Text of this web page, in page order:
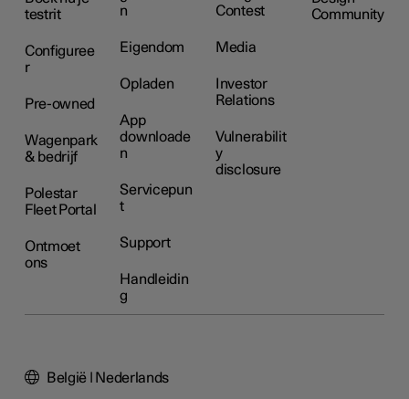
testrit
Configuree
r
Pre-owned
Wagenpark
& bedrijf
Polestar
Fleet Portal
Ontmoet
ons
n
Eigendom
Opladen
App
downloade
n
Servicepun
t
Support
Handleidin
g
Contest
Media
Investor
Relations
Vulnerabilit
y
disclosure
Community
België | Nederlands